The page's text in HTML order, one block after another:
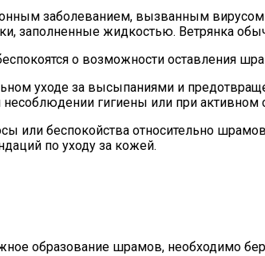
заболеванием, вызванным
заполненные жидкостью. Ветрянка
о возможности оставления
уходе за высыпаниями и
гигиены или при
или беспокойства относительно
по уходу за кожей.
образование шрамов, необходимо